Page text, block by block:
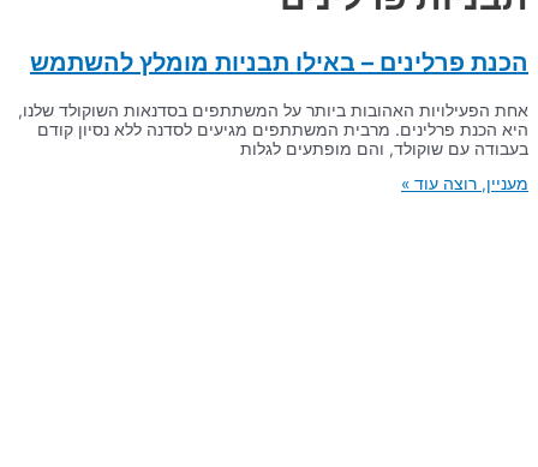
הכנת פרלינים – באילו תבניות מומלץ להשתמש
אחת הפעילויות האהובות ביותר על המשתתפים בסדנאות השוקולד שלנו,
היא הכנת פרלינים. מרבית המשתתפים מגיעים לסדנה ללא נסיון קודם
בעבודה עם שוקולד, והם מופתעים לגלות
מעניין, רוצה עוד »